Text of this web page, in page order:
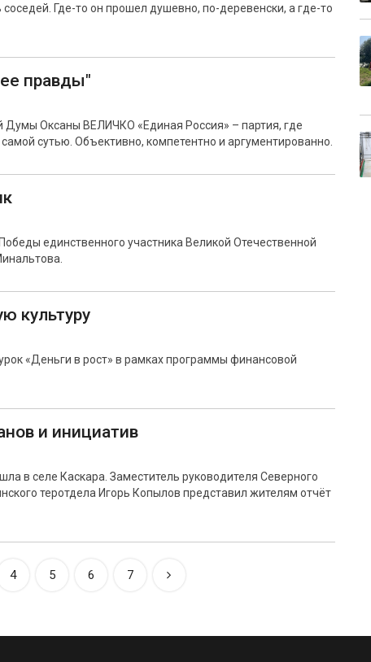
Где-то он прошел душевно, по-деревенски, а где-то
правды"
Думы Оксаны ВЕЛИЧКО «Единая Россия» – партия, где
сутью. Объективно, компетентно и аргументированно.
единственного участника Великой Отечественной
культуру
«Деньги в рост» в рамках программы финансовой
и инициатив
в селе Каскара. Заместитель руководителя Северного
теротдела Игорь Копылов представил жителям отчёт
4 5 6 7